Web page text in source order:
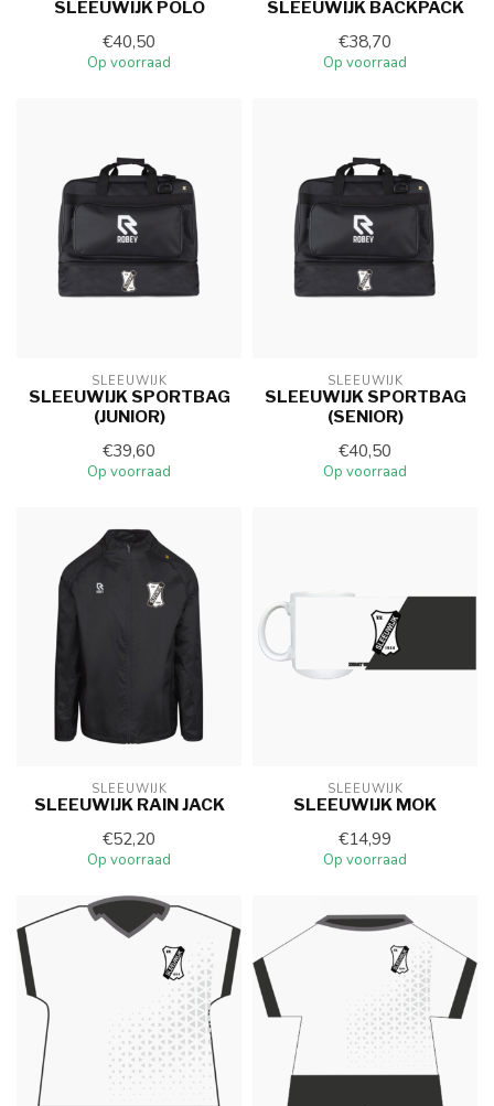
SLEEUWIJK POLO
€40,50
Op voorraad
SLEEUWIJK BACKPACK
€38,70
Op voorraad
SLEEUWIJK
SLEEUWIJK SPORTBAG
(JUNIOR)
€39,60
Op voorraad
SLEEUWIJK
SLEEUWIJK SPORTBAG
(SENIOR)
€40,50
Op voorraad
SLEEUWIJK
SLEEUWIJK RAIN JACK
€52,20
Op voorraad
SLEEUWIJK
SLEEUWIJK MOK
€14,99
Op voorraad